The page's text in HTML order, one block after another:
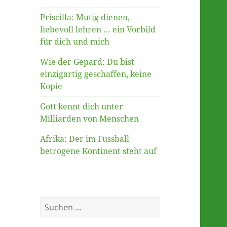
Priscilla: Mutig dienen,
liebevoll lehren … ein Vorbild
für dich und mich
Wie der Gepard: Du bist
einzigartig geschaffen, keine
Kopie
Gott kennt dich unter
Milliarden von Menschen
Afrika: Der im Fussball
betrogene Kontinent steht auf
Suche
nach: